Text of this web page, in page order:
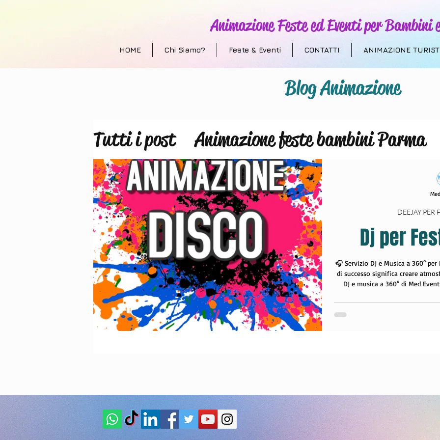
Animazione Feste ed Eventi per Bambini
HOME Chi Siamo? Feste & Eventi CONTATTI ANIMAZIONE
Blog Animazione
Tutti i post
Animazione feste bambini Parma
Allestimento e Addobbi a Tema
Animazione
animazione per villaggi turistici
Animazione Per Compleanni
animazione
stagione estiva
intrattenimento e spettacolo
Speciale Natale 2023
diventare animatore
lavorare
Animazione per bambini Cremona
Dj per
🎧 Servizio DJ e Musica a 360°
di successo significa creare
DJ e musica a 360° di Med
appuntamenti pubblici. 🎤 DJ
nostri deejay professionisti e
DEEJAY PER